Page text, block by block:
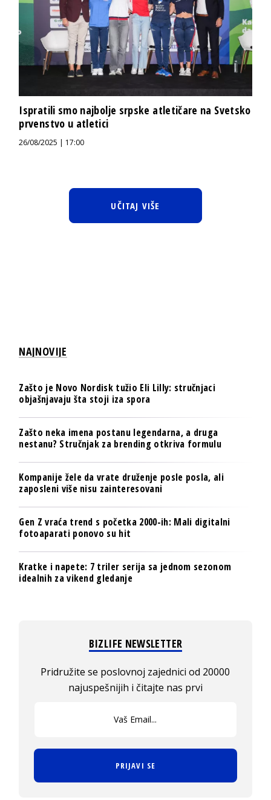
Ispratili smo najbolje srpske atletičare na Svetsko
prvenstvo u atletici
26/08/2025 | 17:00
UČITAJ VIŠE
NAJNOVIJE
Zašto je Novo Nordisk tužio Eli Lilly: stručnjaci
objašnjavaju šta stoji iza spora
Zašto neka imena postanu legendarna, a druga
nestanu? Stručnjak za brending otkriva formulu
Kompanije žele da vrate druženje posle posla, ali
zaposleni više nisu zainteresovani
Gen Z vraća trend s početka 2000-ih: Mali digitalni
fotoaparati ponovo su hit
Kratke i napete: 7 triler serija sa jednom sezonom
idealnih za vikend gledanje
BIZLIFE NEWSLETTER
Pridružite se poslovnoj zajednici od 20000
najuspešnijih i čitajte nas prvi
PRIJAVI SE